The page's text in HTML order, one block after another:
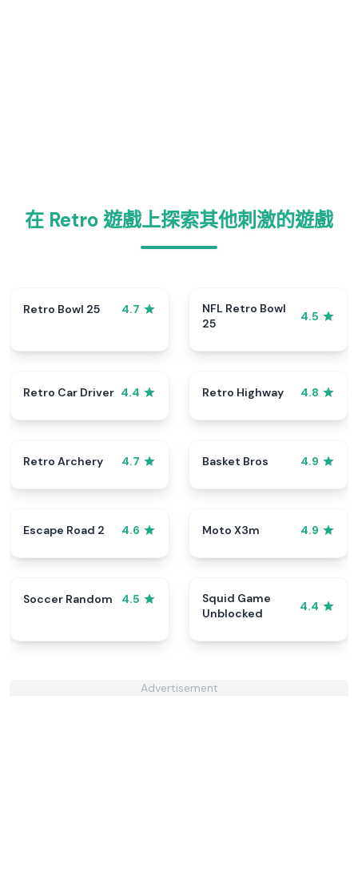
在 Retro 遊戲上探索其他刺激的遊戲
Retro Bowl 25 4.7
NFL Retro Bowl
25
4.5
Retro Car Driver 4.4 Retro Highway 4.8
Retro Archery 4.7 Basket Bros 4.9
Escape Road 2 4.6 Moto X3m 4.9
Soccer Random 4.5
Squid Game
Unblocked
4.4
Advertisement